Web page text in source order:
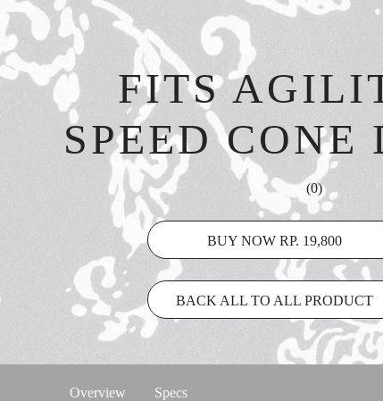
FITS
SPEED CONE
(0)
BUY NOW RP. 19,800
BACK ALL TO ALL PRODUCT
Overview Specs